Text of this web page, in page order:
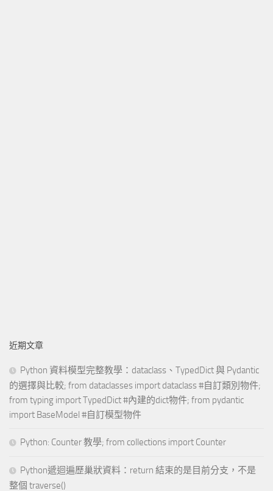
近期文章
Python 資料模型完整教學：dataclass、TypedDict 與 Pydantic
的選擇與比較; from dataclasses import dataclass #自訂類別物件;
from typing import TypedDict #內建的dict物件; from pydantic
import BaseModel #自訂模型物件
Python: Counter 教學; from collections import Counter
Python遞迴遍歷巢狀資料：return 結束的是目前分支，不是
整個 traverse()